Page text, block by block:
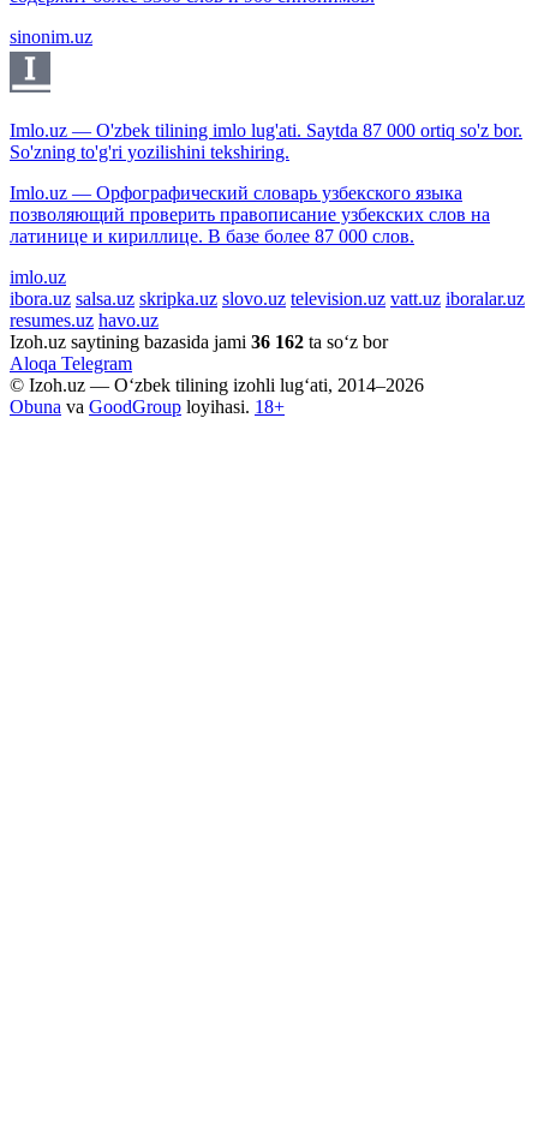
sinonim.uz
Imlo.uz — O'zbek tilining imlo lug'ati. Saytda 87 000 ortiq so'z bor.
So'zning to'g'ri yozilishini tekshiring.
Imlo.uz — Орфографический словарь узбекского языка
позволяющий проверить правописание узбекских слов на
латинице и кириллице. В базе более 87 000 слов.
imlo.uz
ibora.uz salsa.uz skripka.uz slovo.uz television.uz vatt.uz iboralar.uz
resumes.uz havo.uz
Izoh.uz saytining bazasida jami 36 162 ta so‘z bor
Aloqa Telegram
© Izoh.uz — O‘zbek tilining izohli lug‘ati, 2014–2026
Obuna va GoodGroup loyihasi. 18+